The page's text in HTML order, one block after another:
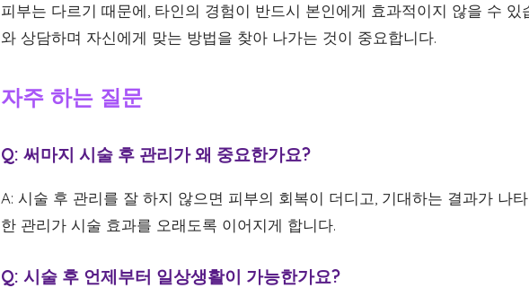
피부는 다르기 때문에, 타인의 경험이 반드시 본인에게 효과적이지 않을 수 있
와 상담하며 자신에게 맞는 방법을 찾아 나가는 것이 중요합니다.
자주 하는 질문
Q: 써마지 시술 후 관리가 왜 중요한가요?
A: 시술 후 관리를 잘 하지 않으면 피부의 회복이 더디고, 기대하는 결과가 나
한 관리가 시술 효과를 오래도록 이어지게 합니다.
Q: 시술 후 언제부터 일상생활이 가능한가요?